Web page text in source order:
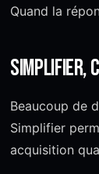
Quand la
Simplifier,
Beaucoup de
Simplifier
acquisition